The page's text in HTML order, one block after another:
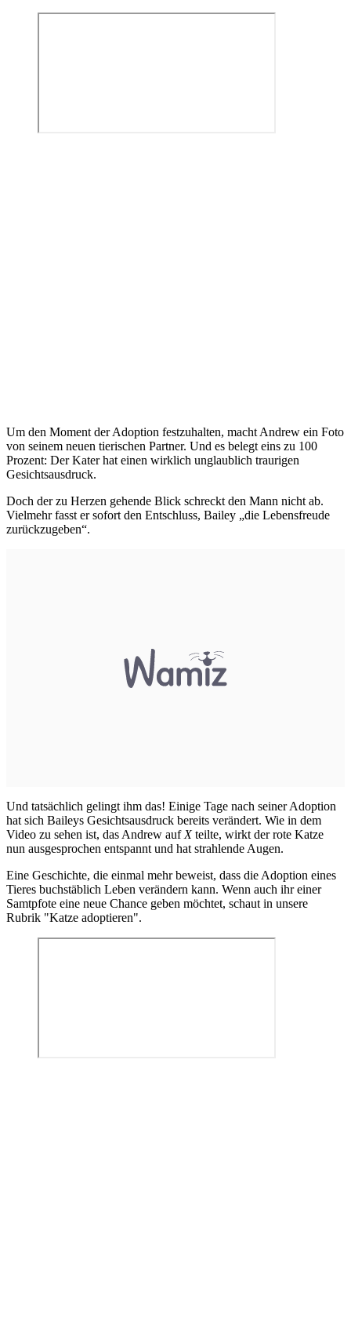
Um den Moment der Adoption festzuhalten, macht Andrew ein Foto
von seinem neuen tierischen Partner. Und es belegt eins zu 100
Prozent: Der Kater hat einen wirklich unglaublich traurigen
Gesichtsausdruck.
Doch der zu Herzen gehende Blick schreckt den Mann nicht ab.
Vielmehr fasst er sofort den Entschluss, Bailey „die Lebensfreude
zurückzugeben“.
Und tatsächlich gelingt ihm das! Einige Tage nach seiner Adoption
hat sich Baileys Gesichtsausdruck bereits verändert. Wie in dem
Video zu sehen ist, das Andrew auf Xteilte, wirkt der rote Katze
nun ausgesprochen entspannt und hat strahlende Augen.
Eine Geschichte, die einmal mehr beweist, dass die Adoption eines
Tieres buchstäblich Leben verändern kann. Wenn auch ihr einer
Samtpfote eine neue Chance geben möchtet, schaut in unsere
Rubrik "Katze adoptieren".